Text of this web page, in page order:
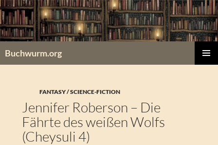
Zum
Inhalt
springen
Buchwurm.org
FANTASY / SCIENCE-FICTION
Jennifer Roberson – Die
Fährte des weißen Wolfs
(Cheysuli 4)